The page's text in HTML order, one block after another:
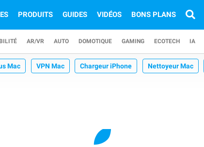
PRODUITS GUIDES VIDÉOS BONS PLANS
AR/VR AUTO DOMOTIQUE GAMING ECOTECH IA
Mac VPN Mac Chargeur iPhone Nettoyeur Mac